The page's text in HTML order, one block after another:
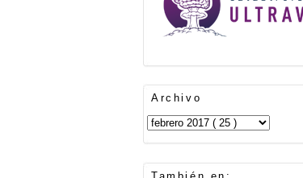
Archivo
También en: